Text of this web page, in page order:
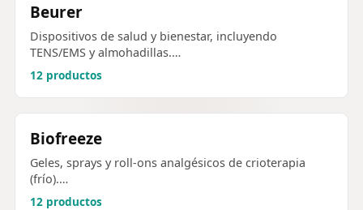
Beurer
Dispositivos de salud y bienestar, incluyendo
TENS/EMS y almohadillas.…
12 productos
Biofreeze
Geles, sprays y roll-ons analgésicos de crioterapia
(frío).…
12 productos